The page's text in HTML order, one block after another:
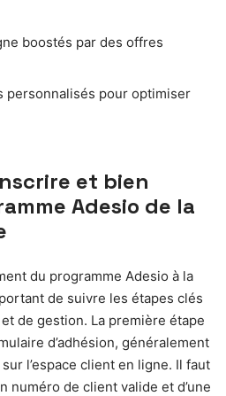
boostés par des offres
personnalisés pour optimiser
et bien
Adesio de la
du programme Adesio à la
de suivre les étapes clés
de gestion. La première étape
d’adhésion, généralement
l’espace client en ligne. Il faut
numéro de client valide et d’une